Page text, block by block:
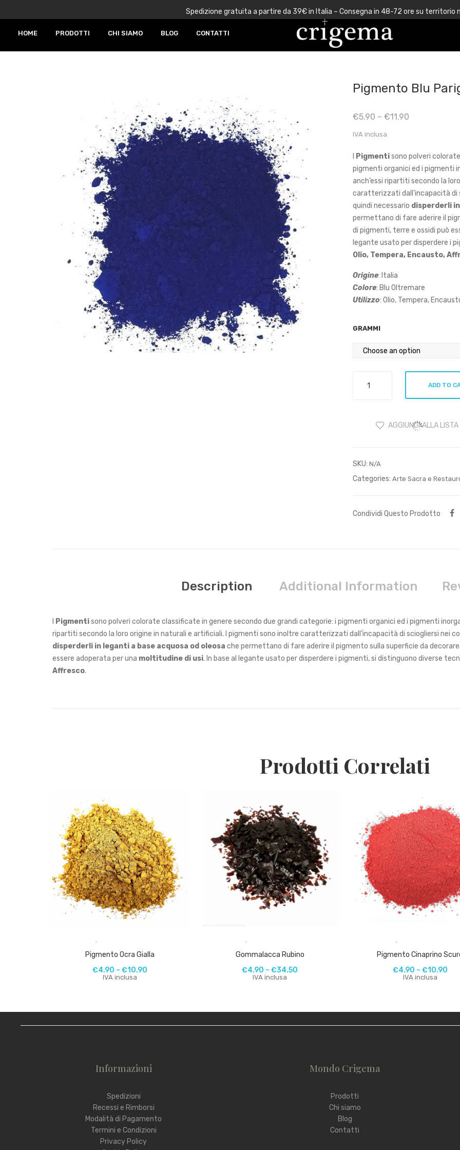
HOME PRODOTTI CHI SIAMO BLOG CONTATTI
Pigmento Blu
€5.90 – €11.90
IVA inclusa
Pigmentisono polveri
pigmenti organici ed i pigmenti
anch’essi ripartiti secondo la
caratterizzati dall’incapacità di
quindi necessario disperderli
permettano di fare aderire il
di pigmenti, terre e ossidi può
legante usato per disperdere i
Olio, Tempera, Encausto,
Origine: Italia
Colore: Blu Oltremare
Utilizzo: Olio, Tempera,
GRAMMI
ADD TO
AGGIUNGI ALLA LISTA
SKU: N/A
Categories: Arte Sacra e
Condividi Questo Prodotto
Description Additional Information
Pigmentisono polveri colorate classificate in genere secondo due grandi categorie: i pigmenti organici ed i pigmenti
ripartiti secondo la loro origine in naturali e artificiali. I pigmenti sono inoltre caratterizzati dall’incapacità di sciogliersi nei
disperderli in leganti a base acquosa od oleosa che permettano di fare aderire il pigmento sulla superficie da decorare.
essere adoperata per una moltitudine di usi. In base al legante usato per disperdere i pigmenti, si distinguono diverse
Affresco.
Prodotti Correlati
,
Pigmento Ocra Gialla
€4.90 – €10.90
IVA inclusa
,
Gommalacca Rubino
€4.90 –€34.50
IVA inclusa
,
Pigmento Cinaprino
€4.90 – €10.90
IVA inclusa
Informazioni
Spedizioni
Recessi e Rimborsi
Modalità di Pagamento
Termini e Condizioni
Privacy Policy
Mondo Crigema
Prodotti
Chi siamo
Blog
Contatti
Spedizione gratuita a partire da 39€ in Italia – Consegna in 48-72 ore su territorio